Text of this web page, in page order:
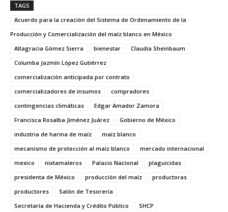
TAGS
Acuerdo para la creación del Sistema de Ordenamiento de la
Producción y Comercialización del maíz blanco en México
Altagracia Gómez Sierra
bienestar
Claudia Sheinbaum
Columba Jazmín López Gutiérrez
comercialización anticipada por contrato
comercializadores de insumos
compradores
contingencias climáticas
Edgar Amador Zamora
Francisca Rosalba Jiménez Juárez
Gobierno de México
industria de harina de maíz
maíz blanco
mecanismo de protección al maíz blanco
mercado internacional
mexico
nixtamaleros Palacio Nacional
plaguicidas
presidenta de México
producción del maíz
productoras
productores
Salón de Tesorería
Secretaría de Hacienda y Crédito Público
SHCP